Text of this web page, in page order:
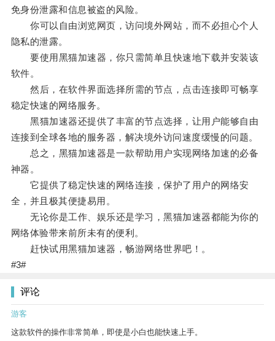
免身份泄露和信息被盗的风险。
你可以自由浏览网页，访问境外网站，而不必担心个人
隐私的泄露。
要使用黑猫加速器，你只需简单且快速地下载并安装该
软件。
然后，在软件界面选择所需的节点，点击连接即可畅享
稳定快速的网络服务。
黑猫加速器还提供了丰富的节点选择，让用户能够自由
连接到全球各地的服务器，解决境外访问速度缓慢的问题。
总之，黑猫加速器是一款帮助用户实现网络加速的必备
神器。
它提供了稳定快速的网络连接，保护了用户的网络安
全，并且极其便捷易用。
无论你是工作、娱乐还是学习，黑猫加速器都能为你的
网络体验带来前所未有的便利。
赶快试用黑猫加速器，畅游网络世界吧！。
#3#
评论
游客
这款软件的操作非常简单，即使是小白也能快速上手。